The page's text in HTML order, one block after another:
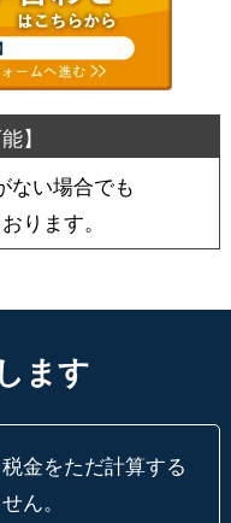
ない場合でも
ります。
ます
金をただ計算する
ん。